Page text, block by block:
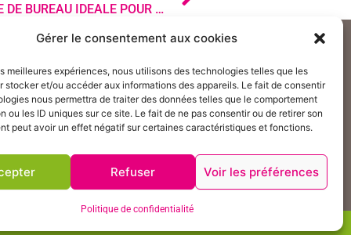
Gérer le consentement aux cookies
meilleures expériences, nous utilisons des technologies telles que les
stocker et/ou accéder aux informations des appareils. Le fait de consentir
nous permettra de traiter des données telles que le comportement
ou les ID uniques sur ce site. Le fait de ne pas consentir ou de retirer son
peut avoir un effet négatif sur certaines caractéristiques et fonctions.
Refuser Voir les préférences
Politique de confidentialité
COMMENT CHOISIR LA CHAISE DE BUREAU IDEALE POUR UN CONFORT OPTIMAL AU QUOTIDIEN ?
et mobilier
Suivez nos actualités :